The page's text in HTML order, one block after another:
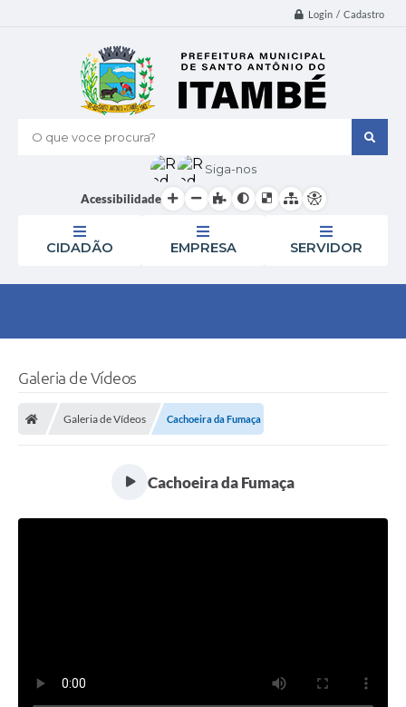
Login / Cadastro
O que voce procura?
Siga-nos
Acessibilidade
CIDADÃO EMPRESA SERVIDOR
Galeria de Vídeos
Galeria de Vídeos Cachoeira da Fumaça
Cachoeira da Fumaça